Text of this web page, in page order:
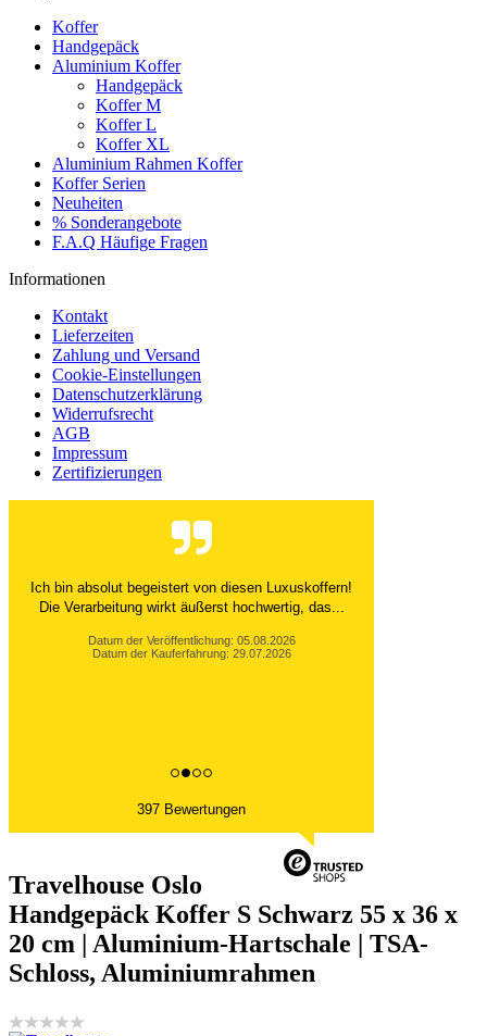
Koffer
Handgepäck
Aluminium Koffer
Handgepäck
Koffer M
Koffer L
Koffer XL
Aluminium Rahmen Koffer
Koffer Serien
Neuheiten
% Sonderangebote
F.A.Q Häufige Fragen
Informationen
Kontakt
Lieferzeiten
Zahlung und Versand
Cookie-Einstellungen
Datenschutzerklärung
Widerrufsrecht
AGB
Impressum
Zertifizierungen
Ich bin absolut begeistert von diesen Luxuskoffern!
Die Verarbeitung wirkt äußerst hochwertig, das...
Datum der Veröffentlichung: 05.08.2026
Datum der Kauferfahrung: 29.07.2026
397 Bewertungen
Travelhouse Oslo
Handgepäck Koffer S Schwarz 55 x 36 x
20 cm | Aluminium-Hartschale | TSA-
Schloss, Aluminiumrahmen